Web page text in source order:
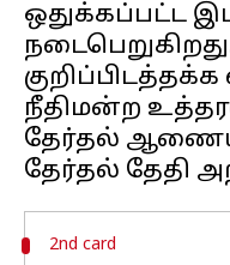
ஒதுக்கப்பட்ட
நீதிமன்ற
தேர்தல்
2nd card